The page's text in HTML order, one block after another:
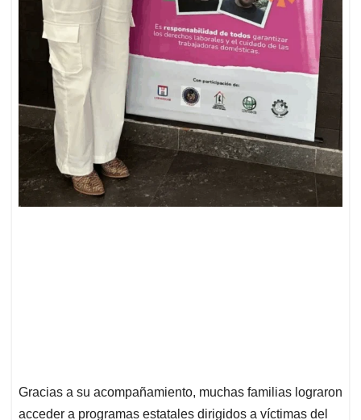
Gracias a su acompañamiento, muchas familias lograron
acceder a programas estatales dirigidos a víctimas del